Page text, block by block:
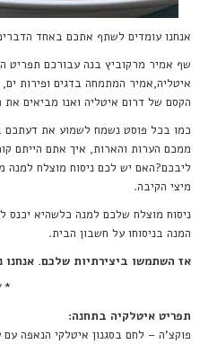
אנחנו עומדים לשתף אתכם באחד
שף אמיר מרקוביץ בנה עבורכם תפריט
איטליה,אמיר המתמחה בדגים ופירות
הקסם של דרום איטליה ואנו מביאים
כמו בכל פוסט נשמח לשמוע את
ממכם הערות והארות, איך אתם הייתם
ליבכם?האם יש לכם ניסוח מוצלח למנה
מיצי הקיבה.
ניסוח מוצלח שלכם למנה כלשהיא יכנס
המנה בניסוחו על חשבון הבית.
אז השתמשו ביצירתיות שלכם.
תפריט איטלקיה בתחנה:
פוקצ'ה – לחם בסגנון איטלקי הנאפה